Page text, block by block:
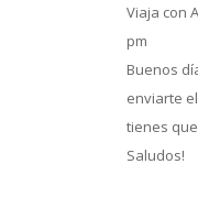
Viaja con
pm
Buenos
enviarte
tienes
Saludos!